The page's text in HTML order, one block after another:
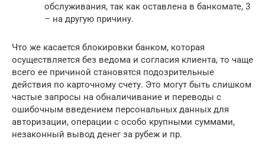
обслуживания, так как оставлена в банкомате, 3
– на другую причину.
Что же касается блокировки банком, которая
осуществляется без ведома и согласия клиента, то чаще
всего ее причиной становятся подозрительные
действия по карточному счету. Это могут быть слишком
частые запросы на обналичивание и переводы с
ошибочным введением персональных данных для
авторизации, операции с особо крупными суммами,
незаконный вывод денег за рубеж и пр.